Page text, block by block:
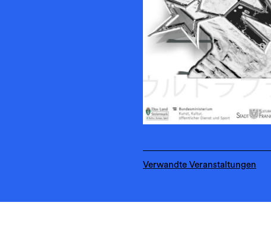
Verwandte Veranstaltungen